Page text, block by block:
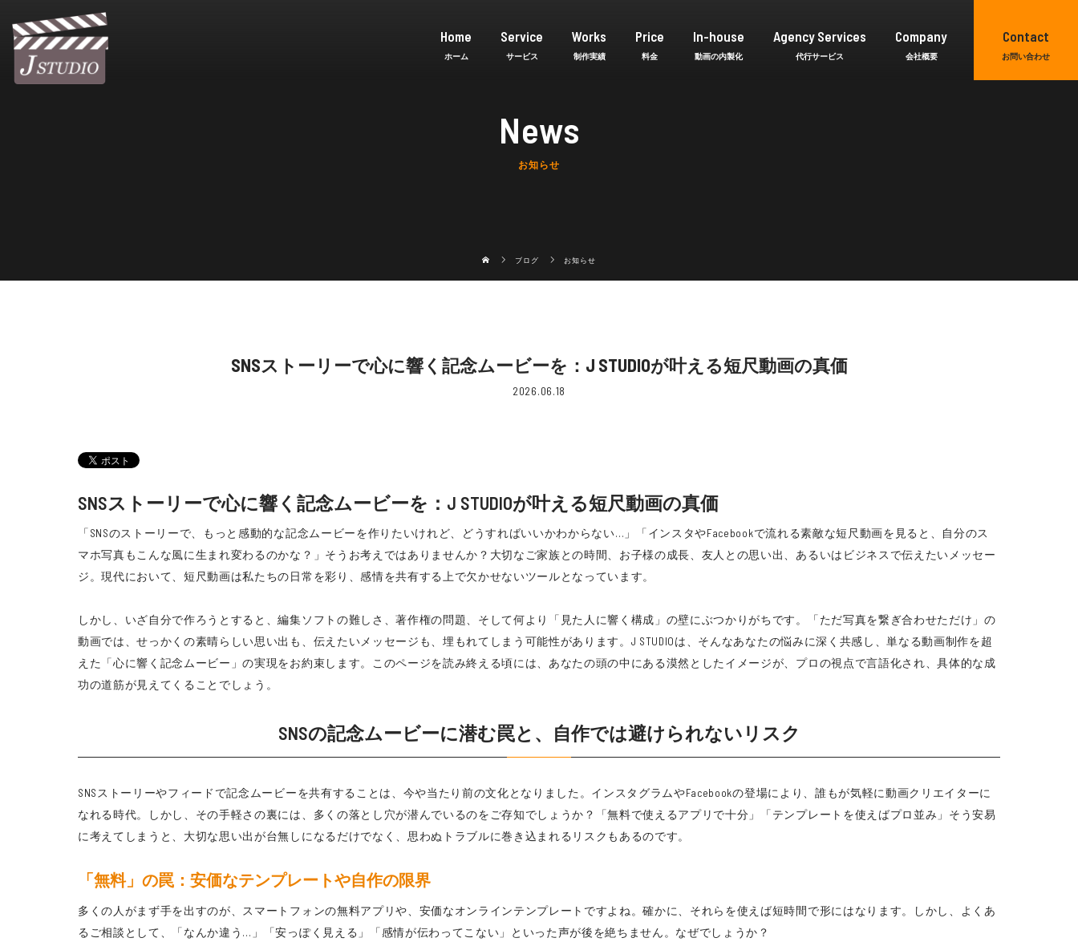
Home Service Works Price In-house Agency Services Company Contact
News
お知らせ
ブログ お知らせ
SNSストーリーで心に響く記念ムービーを：J STUDIOが叶える短尺動画の真価
2026.06.18
SNSストーリーで心に響く記念ムービーを：J STUDIOが叶える短尺動画の真価
「SNSのストーリーで、もっと感動的な記念ムービーを作りたいけれど、どうすればいいかわからない…」「インスタやFacebookで流れる素敵な短尺動画を見ると、自分のス
マホ写真もこんな風に生まれ変わるのかな？」そうお考えではありませんか？大切なご家族との時間、お子様の成長、友人との思い出、あるいはビジネスで伝えたいメッセー
ジ。現代において、短尺動画は私たちの日常を彩り、感情を共有する上で欠かせないツールとなっています。
しかし、いざ自分で作ろうとすると、編集ソフトの難しさ、著作権の問題、そして何より「見た人に響く構成」の壁にぶつかりがちです。「ただ写真を繋ぎ合わせただけ」の
動画では、せっかくの素晴らしい思い出も、伝えたいメッセージも、埋もれてしまう可能性があります。J STUDIOは、そんなあなたの悩みに深く共感し、単なる動画制作を超
えた「心に響く記念ムービー」の実現をお約束します。このページを読み終える頃には、あなたの頭の中にある漠然としたイメージが、プロの視点で言語化され、具体的な成
功の道筋が見えてくることでしょう。
SNSの記念ムービーに潜む罠と、自作では避けられないリスク
SNSストーリーやフィードで記念ムービーを共有することは、今や当たり前の文化となりました。インスタグラムやFacebookの登場により、誰もが気軽に動画クリエイターに
なれる時代。しかし、その手軽さの裏には、多くの落とし穴が潜んでいるのをご存知でしょうか？「無料で使えるアプリで十分」「テンプレートを使えばプロ並み」そう安易
に考えてしまうと、大切な思い出が台無しになるだけでなく、思わぬトラブルに巻き込まれるリスクもあるのです。
「無料」の罠：安価なテンプレートや自作の限界
多くの人がまず手を出すのが、スマートフォンの無料アプリや、安価なオンラインテンプレートですよね。確かに、それらを使えば短時間で形にはなります。しかし、よくあ
るご相談として、「なんか違う…」「安っぽく見える」「感情が伝わってこない」といった声が後を絶ちません。なぜでしょうか？